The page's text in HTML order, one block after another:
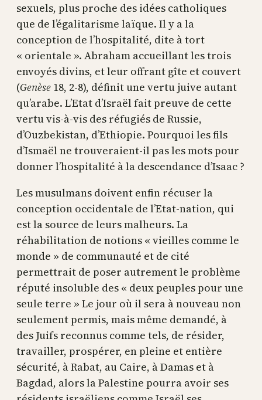
sexuels, plus proche des idées catholiques
que de l’égalitarisme laïque. Il y a la
conception de l’hospitalité, dite à tort
« orientale ». Abraham accueillant les trois
envoyés divins, et leur offrant gîte et couvert
(Genèse 18, 2-8), définit une vertu juive autant
qu’arabe. L’Etat d’Israël fait preuve de cette
vertu vis-à-vis des réfugiés de Russie,
d’Ouzbekistan, d’Ethiopie. Pourquoi les fils
d’Ismaël ne trouveraient-il pas les mots pour
donner l’hospitalité à la descendance d’Isaac ?
Les musulmans doivent enfin récuser la
conception occidentale de l’Etat-nation, qui
est la source de leurs malheurs. La
réhabilitation de notions « vieilles comme le
monde » de communauté et de cité
permettrait de poser autrement le problème
réputé insoluble des « deux peuples pour une
seule terre » Le jour où il sera à nouveau non
seulement permis, mais même demandé, à
des Juifs reconnus comme tels, de résider,
travailler, prospérer, en pleine et entière
sécurité, à Rabat, au Caire, à Damas et à
Bagdad, alors la Palestine pourra avoir ses